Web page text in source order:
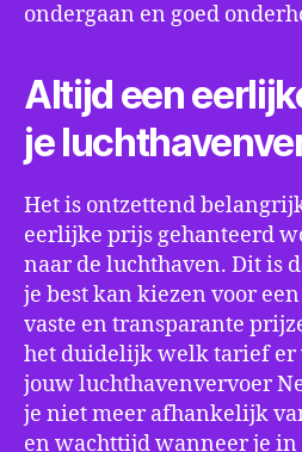
ondergaan en goed
Altijd een
je
Het is ontzettend
eerlijke prijs gehanteerd
naar de luchthaven. Dit is
je best kan kiezen voor
vaste en transparante
het duidelijk welk tarief er
jouw luchthavenvervoer
je niet meer afhankelijk
en wachttijd wanneer je in